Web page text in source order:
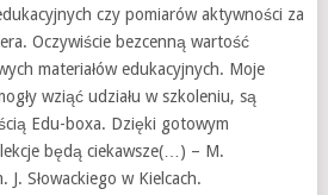
czy pomiarów aktywności za
Oczywiście bezcenną wartość
materiałów edukacyjnych. Moje
wziąć udziału w szkoleniu, są
Edu-boxa. Dzięki gotowym
będą ciekawsze(…) – M.
J. Słowackiego w Kielcach.